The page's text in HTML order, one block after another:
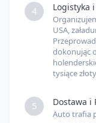
4 Logistyka
USA,
dokonując
tysiące
5 Dostawa i
Auto trafia